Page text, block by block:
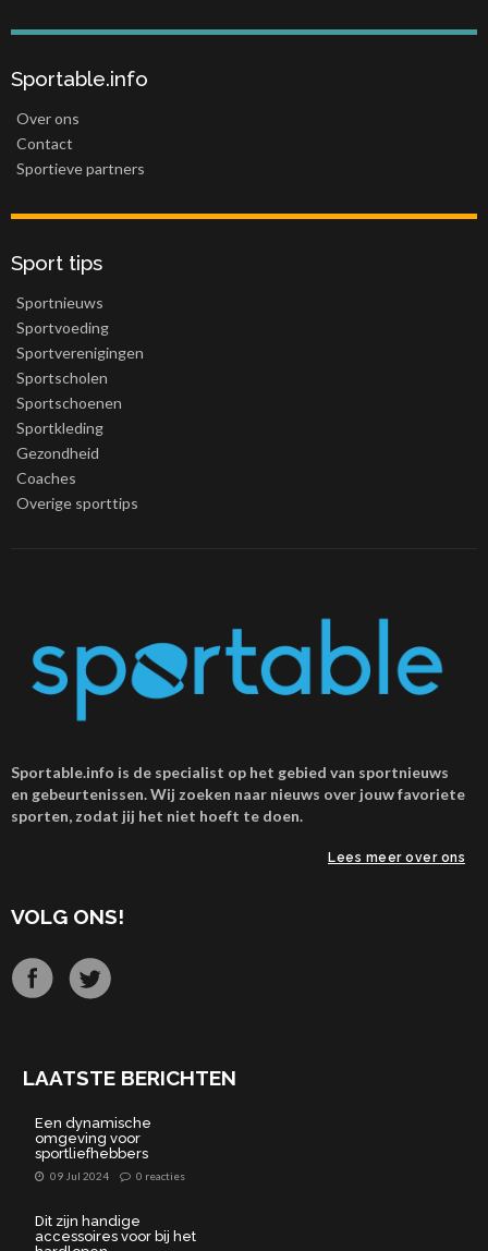
Sportable.info
Over ons
Contact
Sportieve partners
Sport tips
Sportnieuws
Sportvoeding
Sportverenigingen
Sportscholen
Sportschoenen
Sportkleding
Gezondheid
Coaches
Overige sporttips
Sportable.info is de specialist op het gebied van sportnieuws
en gebeurtenissen. Wij zoeken naar nieuws over jouw favoriete
sporten, zodat jij het niet hoeft te doen.
Lees meer over ons
VOLG ONS!
LAATSTE BERICHTEN
Een dynamische
omgeving voor
sportliefhebbers
09 Jul 2024 0 reacties
Dit zijn handige
accessoires voor bij het